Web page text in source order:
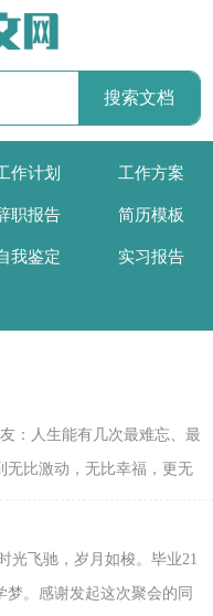
作计划 工作方案
职报告 简历模板
我鉴定 实习报告
：人生能有几次最难忘、最
无比激动，无比幸福，更无
光飞驰，岁月如梭。毕业21
。感谢发起这次聚会的同